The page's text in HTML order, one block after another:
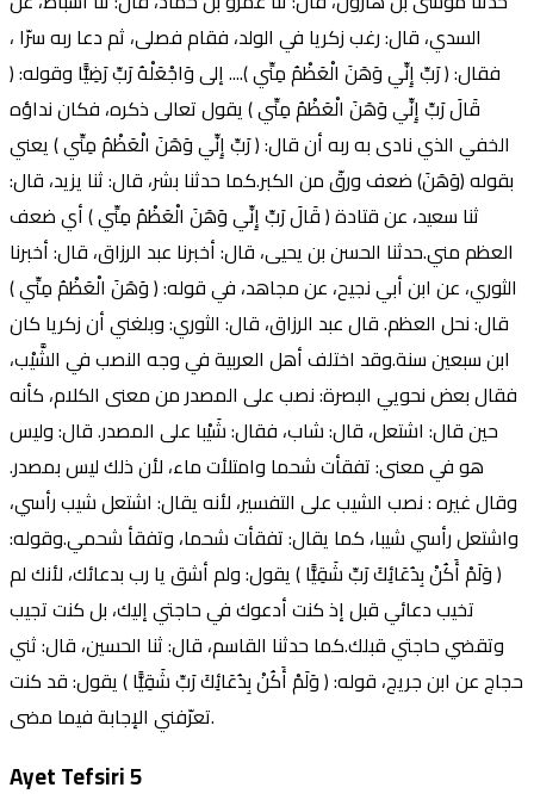
السدي، قال: رغب زكريا في الولد، فقام فصلى، ثم دعا ربه سرّا ،
فقال: ( رَبِّ إِنِّي وَهَنَ الْعَظْمُ مِنِّي ).... إلى وَاجْعَلْهُ رَبِّ رَضِيًّا وقوله: (
قَالَ رَبِّ إِنِّي وَهَنَ الْعَظْمُ مِنِّي ) يقول تعالى ذكره، فكان نداؤه
الخفي الذي نادى به ربه أن قال: ( رَبِّ إِنِّي وَهَنَ الْعَظْمُ مِنِّي ) يعني
بقوله (وَهَنَ) ضعف ورقّ من الكبر.كما حدثنا بشر، قال: ثنا يزيد، قال:
ثنا سعيد، عن قتادة ( قَالَ رَبِّ إِنِّي وَهَنَ الْعَظْمُ مِنِّي ) أي ضعف
العظم مني.حدثنا الحسن بن يحيى، قال: أخبرنا عبد الرزاق، قال: أخبرنا
الثوري، عن ابن أبي نجيح، عن مجاهد، في قوله: ( وَهَنَ الْعَظْمُ مِنِّي )
قال: نحل العظم. قال عبد الرزاق، قال: الثوري: وبلغني أن زكريا كان
ابن سبعين سنة.وقد اختلف أهل العربية في وجه النصب في الشَّيْب،
فقال بعض نحويي البصرة: نصب على المصدر من معنى الكلام، كأنه
حين قال: اشتعل، قال: شاب، فقال: شَيْبا على المصدر. قال: وليس
هو في معنى: تفقأت شحما وامتلأت ماء، لأن ذلك ليس بمصدر.
وقال غيره : نصب الشيب على التفسير، لأنه يقال: اشتعل شيب رأسي،
واشتعل رأسي شيبا، كما يقال: تفقأت شحما، وتفقأ شحمي.وقوله:
( وَلَمْ أَكُنْ بِدُعَائِكَ رَبِّ شَقِيًّا ) يقول: ولم أشق يا رب بدعائك، لأنك لم
تخيب دعائي قبل إذ كنت أدعوك في حاجتي إليك، بل كنت تجيب
وتقضي حاجتي قبلك.كما حدثنا القاسم، قال: ثنا الحسين، قال: ثني
حجاج عن ابن جريج، قوله: ( وَلَمْ أَكُنْ بِدُعَائِكَ رَبِّ شَقِيًّا ) يقول: قد كنت
تعرّفني الإجابة فيما مضى.
Ayet Tefsiri5